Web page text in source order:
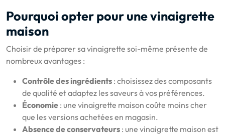
Pourquoi opter pour une vinaigrette
maison
Choisir de préparer sa vinaigrette soi-même présente de
nombreux avantages :
Contrôle des ingrédients : choisissez des composants
de qualité et adaptez les saveurs à vos préférences.
Économie : une vinaigrette maison coûte moins cher
que les versions achetées en magasin.
Absence de conservateurs : une vinaigrette maison est